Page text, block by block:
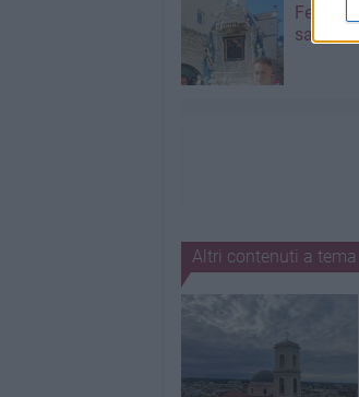
Festa
sabato
Altri contenuti a tema